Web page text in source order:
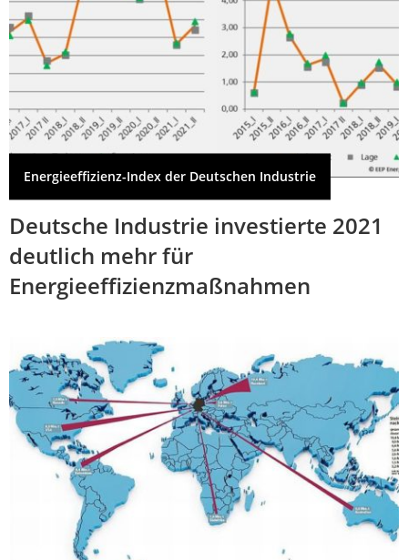
Energieeffizienz-Index der Deutschen Industrie
Deutsche Industrie investierte 2021
deutlich mehr für
Energieeffizienzmaßnahmen